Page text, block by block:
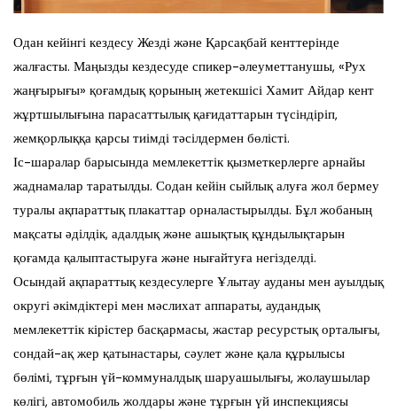
Одан кейінгі кездесу Жезді және Қарсақбай кенттерінде
жалғасты. Маңызды кездесуде спикер-әлеуметтанушы, «Рух
жаңғырығы» қоғамдық қорының жетекшісі Хамит Айдар кент
жұртшылығына парасаттылық қағидаттарын түсіндіріп,
жемқорлыққа қарсы тиімді тәсілдермен бөлісті.
Іс-шаралар барысында мемлекеттік қызметкерлерге арнайы
жаднамалар таратылды. Содан кейін сыйлық алуға жол бермеу
туралы ақпараттық плакаттар орналастырылды. Бұл жобаның
мақсаты әділдік, адалдық және ашықтық құндылықтарын
қоғамда қалыптастыруға және нығайтуға негізделді.
Осындай ақпараттық кездесулерге Ұлытау ауданы мен ауылдық
округі әкімдіктері мен мәслихат аппараты, аудандық
мемлекеттік кірістер басқармасы, жастар ресурстық орталығы,
сондай-ақ жер қатынастары, сәулет және қала құрылысы
бөлімі, тұрғын үй-коммуналдық шаруашылығы, жолаушылар
көлігі, автомобиль жолдары және тұрғын үй инспекциясы